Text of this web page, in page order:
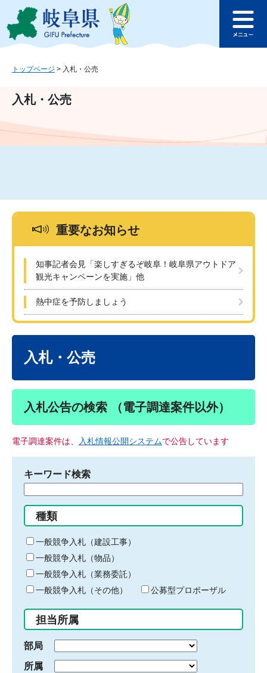
ジ
ュ
文
このページの本文へ
ュ
トップページ > 入札・公売
入札・公売
重要なお知らせ
知事記者会見「楽しすぎるぞ岐阜！岐阜県アウトドア
観光キャンペーンを実施」他
熱中症を予防しましょう
入札・公売
入札公告の検索 （電子調達案件以外）
電子調達案件は、 入札情報公開システムで公告しています
キーワード検索
る
キ
ー
ワ
ー
ド
入
力
種類
一般競争入札（建設工事）
一般競争入札（物品）
一般競争入札（業務委託）
一般競争入札（その他）
公募型プロポーザル
担当所属
部局
所属